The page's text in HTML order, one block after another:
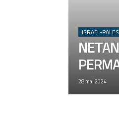
ISRAËL-
28 mai 2024